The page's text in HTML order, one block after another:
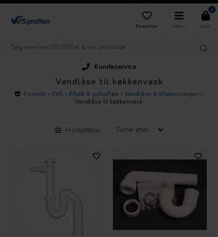
Favoritter Menu
0
Kurv
Kundeservice
Vandlåse til køkkenvask
Forside »VVS »Afløb & gulvafløb »Vandlåse & afløbsslanger »
Vandlåse til køkkenvask
Produktfilter